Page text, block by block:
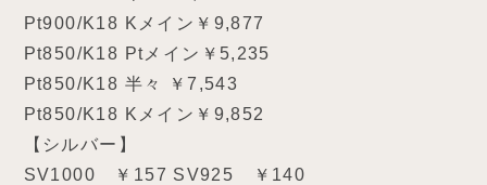
Pt900/K18 Kメイン￥9,877
Pt850/K18 Ptメイン￥5,235
Pt850/K18 半々 ￥7,543
Pt850/K18 Kメイン￥9,852
【シルバー】
SV1000 ￥157 SV925 ￥140